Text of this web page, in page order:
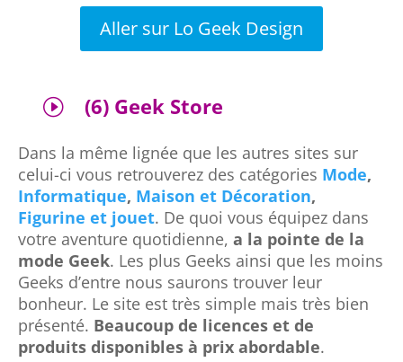
Aller sur Lo Geek Design
I (6) Geek Store
Dans la même lignée que les autres sites sur
celui-ci vous retrouverez des catégories Mode,
Informatique, Maison et Décoration,
Figurine et jouet. De quoi vous équipez dans
votre aventure quotidienne, a la pointe de la
mode Geek. Les plus Geeks ainsi que les moins
Geeks d’entre nous saurons trouver leur
bonheur. Le site est très simple mais très bien
présenté. Beaucoup de licences et de
produits disponibles à prix abordable.